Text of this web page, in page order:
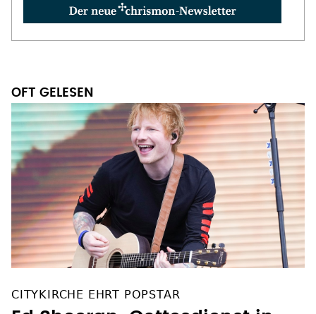
OFT GELESEN
CITYKIRCHE EHRT POPSTAR